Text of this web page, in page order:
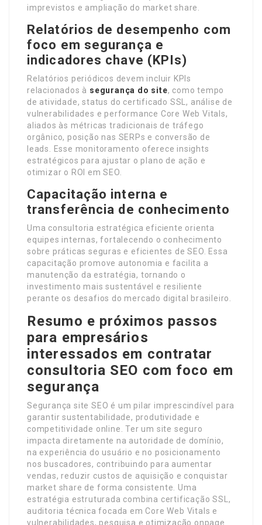
imprevistos e ampliação do market share.
Relatórios de desempenho com
foco em segurança e
indicadores chave (KPIs)
Relatórios periódicos devem incluir KPIs
relacionados à segurança do site, como tempo
de atividade, status do certificado SSL, análise de
vulnerabilidades e performance Core Web Vitals,
aliados às métricas tradicionais de tráfego
orgânico, posição nas SERPs e conversão de
leads. Esse monitoramento oferece insights
estratégicos para ajustar o plano de ação e
otimizar o ROI em SEO.
Capacitação interna e
transferência de conhecimento
Uma consultoria estratégica eficiente orienta
equipes internas, fortalecendo o conhecimento
sobre práticas seguras e eficientes de SEO. Essa
capacitação promove autonomia e facilita a
manutenção da estratégia, tornando o
investimento mais sustentável e resiliente
perante os desafios do mercado digital brasileiro.
Resumo e próximos passos
para empresários
interessados em contratar
consultoria SEO com foco em
segurança
Segurança site SEO é um pilar imprescindível para
garantir sustentabilidade, produtividade e
competitividade online. Ter um site seguro
impacta diretamente na autoridade de domínio,
na experiência do usuário e no posicionamento
nos buscadores, contribuindo para aumentar
vendas, reduzir custos de aquisição e conquistar
market share de forma consistente. Uma
estratégia estruturada combina certificação SSL,
auditoria técnica focada em Core Web Vitals e
vulnerabilidades, pesquisa e otimização onpage